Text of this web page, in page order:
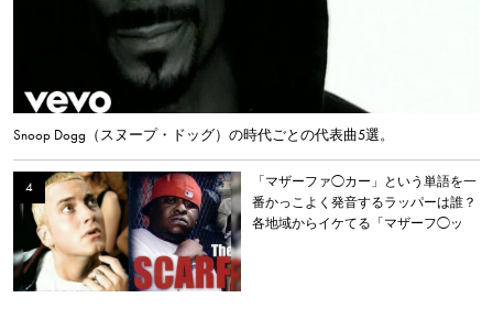
Snoop Dogg（スヌープ・ドッグ）の時代ごとの代表曲5選。
「マザーファ◯カー」という単語を一
番かっこよく発音するラッパーは誰？
各地域からイケてる「マザーフ◯ッ